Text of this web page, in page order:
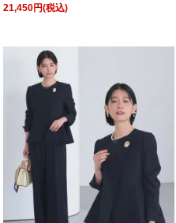
ャケット＆セミフレアパンツセミシアーブラ
21,450円(税込)